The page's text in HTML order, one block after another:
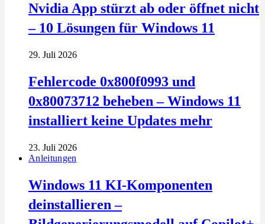
Nvidia App stürzt ab oder öffnet nicht
– 10 Lösungen für Windows 11
29. Juli 2026
Fehlercode 0x800f0993 und
0x80073712 beheben – Windows 11
installiert keine Updates mehr
23. Juli 2026
Anleitungen
Windows 11 KI-Komponenten
deinstallieren –